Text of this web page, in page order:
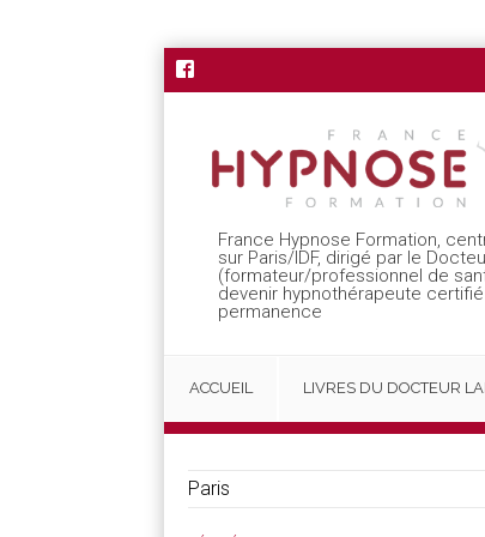
France Hypnose Formation,
sur Paris/IDF, dirigé par le
(formateur/professionnel de
devenir hypnothérapeute
permanence
ACCUEIL LIVRES DU DOCTEUR
Paris